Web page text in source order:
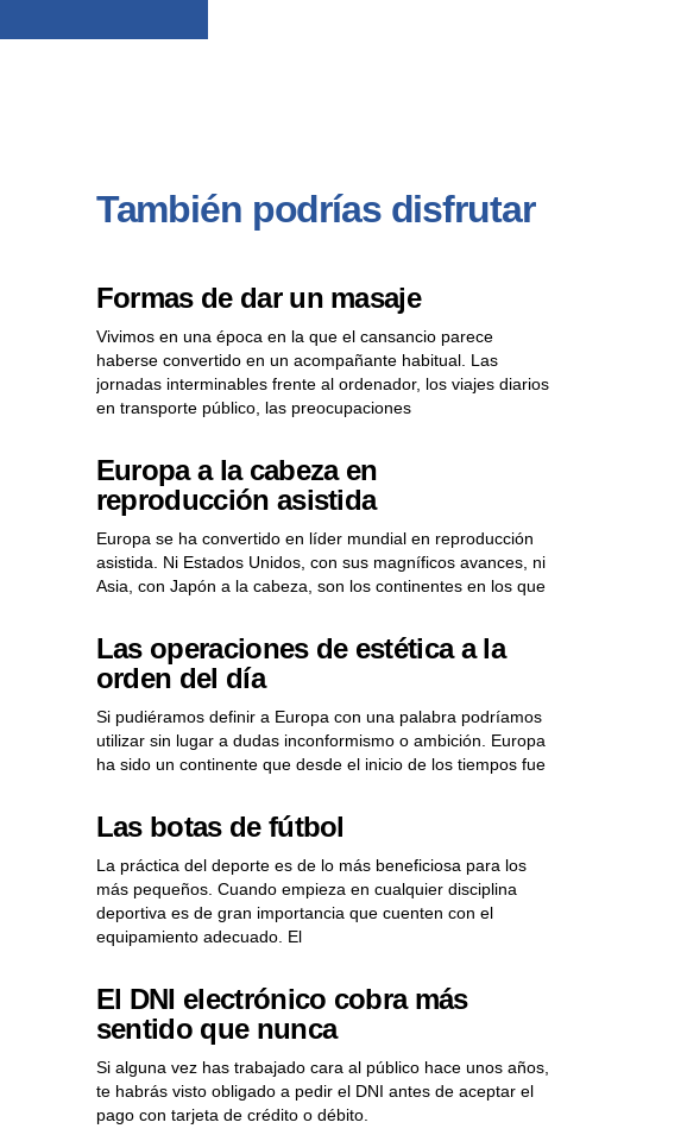
También podrías disfrutar
Formas de dar un masaje
Vivimos en una época en la que el cansancio parece
haberse convertido en un acompañante habitual. Las
jornadas interminables frente al ordenador, los viajes diarios
en transporte público, las preocupaciones
Europa a la cabeza en
reproducción asistida
Europa se ha convertido en líder mundial en reproducción
asistida. Ni Estados Unidos, con sus magníficos avances, ni
Asia, con Japón a la cabeza, son los continentes en los que
Las operaciones de estética a la
orden del día
Si pudiéramos definir a Europa con una palabra podríamos
utilizar sin lugar a dudas inconformismo o ambición. Europa
ha sido un continente que desde el inicio de los tiempos fue
Las botas de fútbol
La práctica del deporte es de lo más beneficiosa para los
más pequeños. Cuando empieza en cualquier disciplina
deportiva es de gran importancia que cuenten con el
equipamiento adecuado. El
El DNI electrónico cobra más
sentido que nunca
Si alguna vez has trabajado cara al público hace unos años,
te habrás visto obligado a pedir el DNI antes de aceptar el
pago con tarjeta de crédito o débito.